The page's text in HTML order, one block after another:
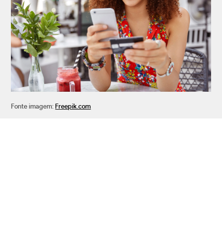
Fonte imagem: Freepik.com